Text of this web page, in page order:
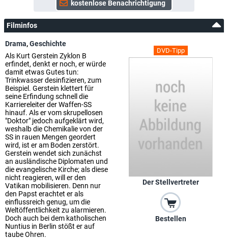
Filminfos
DVD-Tipp
Der Stellvertreter
Bestellen
Drama,Geschichte
Als Kurt Gerstein Zyklon B
erfindet, denkt er noch, er würde
damit etwas Gutes tun:
Trinkwasser desinfizieren, zum
Beispiel. Gerstein klettert für
seine Erfindung schnell die
Karriereleiter der Waffen-SS
hinauf. Als er vom skrupellosen
"Doktor" jedoch aufgeklärt wird,
weshalb die Chemikalie von der
SS in rauen Mengen geordert
wird, ist er am Boden zerstört.
Gerstein wendet sich zunächst
an ausländische Diplomaten und
die evangelische Kirche; als diese
nicht reagieren, will er den
Vatikan mobilisieren. Denn nur
den Papst erachtet er als
einflussreich genug, um die
Weltöffentlichkeit zu alarmieren.
Doch auch bei dem katholischen
Nuntius in Berlin stößt er auf
taube Ohren.